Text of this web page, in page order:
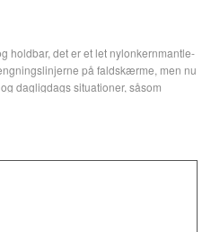
holdbar, det er et let nylonkernmantle-
på faldskærme, men nu
dagligdags situationer, såsom
til flerfarvede. Med sit holdbare